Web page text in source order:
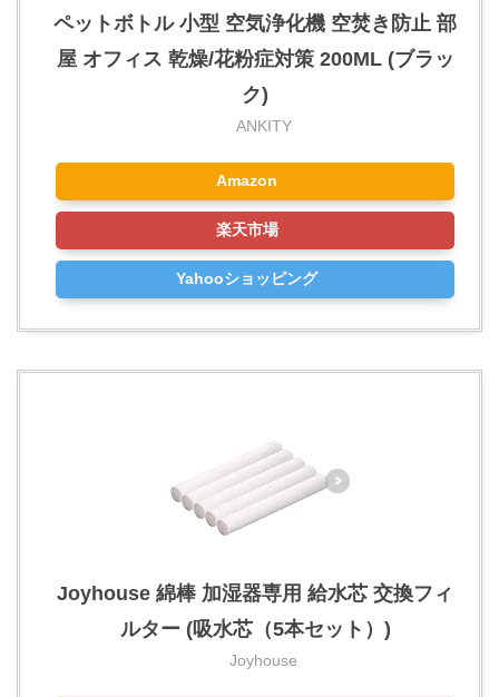
ペットボトル 小型 空気浄化機 空焚き防止 部
屋 オフィス 乾燥/花粉症対策 200ML (ブラッ
ク)
ANKITY
Amazon
楽天市場
Yahooショッピング
Joyhouse 綿棒 加湿器専用 給水芯 交換フィ
ルター (吸水芯（5本セット）)
Joyhouse